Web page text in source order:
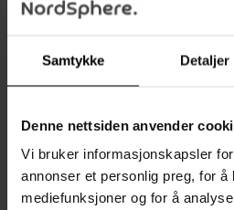
Samtykke Detaljer
Denne nettsiden anvender
Vi bruker informasjonskapsler
annonser et personlig preg, for å
mediefunksjoner og for å
alle snøscooterførere som vil ha
Med smart firpunktsfeste og
Den rommer 5 liter – perfekt for
hansker eller en liten vannflaske.
Egenskaper